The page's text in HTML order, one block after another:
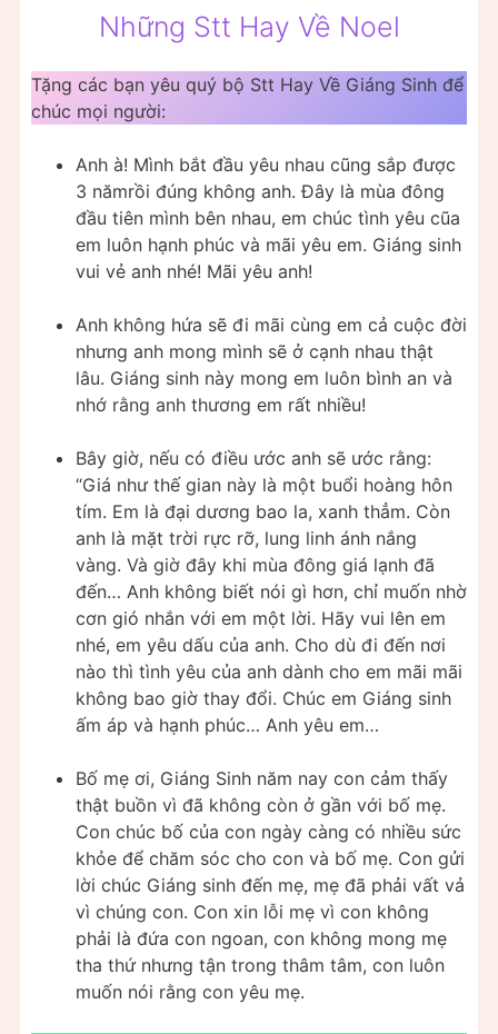
Những Stt Hay Về Noel
Tặng các bạn yêu quý bộ Stt Hay Về Giáng Sinh để
chúc mọi người:
Anh à! Mình bắt đầu yêu nhau cũng sắp được
3 nămrồi đúng không anh. Đây là mùa đông
đầu tiên mình bên nhau, em chúc tình yêu cũa
em luôn hạnh phúc và mãi yêu em. Giáng sinh
vui vẻ anh nhé! Mãi yêu anh!
Anh không hứa sẽ đi mãi cùng em cả cuộc đời
nhưng anh mong mình sẽ ở cạnh nhau thật
lâu. Giáng sinh này mong em luôn bình an và
nhớ rằng anh thương em rất nhiều!
Bây giờ, nếu có điều ước anh sẽ ước rằng:
“Giá như thế gian này là một buổi hoàng hôn
tím. Em là đại dương bao la, xanh thẳm. Còn
anh là mặt trời rực rỡ, lung linh ánh nắng
vàng. Và giờ đây khi mùa đông giá lạnh đã
đến… Anh không biết nói gì hơn, chỉ muốn nhờ
cơn gió nhắn với em một lời. Hãy vui lên em
nhé, em yêu dấu của anh. Cho dù đi đến nơi
nào thì tình yêu của anh dành cho em mãi mãi
không bao giờ thay đổi. Chúc em Giáng sinh
ấm áp và hạnh phúc… Anh yêu em…
Bố mẹ ơi, Giáng Sinh năm nay con cảm thấy
thật buồn vì đã không còn ở gần với bố mẹ.
Con chúc bố của con ngày càng có nhiều sức
khỏe để chăm sóc cho con và bố mẹ. Con gửi
lời chúc Giáng sinh đến mẹ, mẹ đã phải vất vả
vì chúng con. Con xin lỗi mẹ vì con không
phải là đứa con ngoan, con không mong mẹ
tha thứ nhưng tận trong thâm tâm, con luôn
muốn nói rằng con yêu mẹ.